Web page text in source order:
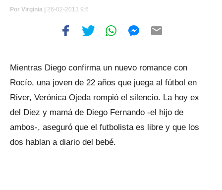
Por Virginia | 26-02-2013 9:6
Mientras Diego confirma un nuevo romance con
Rocío, una joven de 22 años que juega al fútbol en
River, Verónica Ojeda rompió el silencio. La hoy ex
del Diez y mamá de Diego Fernando -el hijo de
ambos-, aseguró que el futbolista es libre y que los
dos hablan a diario del bebé.